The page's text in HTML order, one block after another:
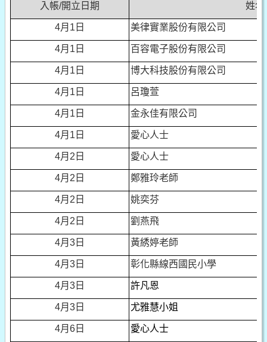
入帳/開立日期 姓名
4月1日 美律實業股份有限公司
4月1日 百容電子股份有限公司
4月1日 博大科技股份有限公司
4月1日 呂瓊萱
4月1日 金永佳有限公司
4月1日 愛心人士
4月2日 愛心人士
4月2日 鄭雅玲老師
4月2日 姚奕芬
4月2日 劉燕飛
4月3日 黃綉婷老師
4月3日 彰化縣線西國民小學
4月3日 許凡恩
4月3日 尤雅慧小姐
4月6日 愛心人士